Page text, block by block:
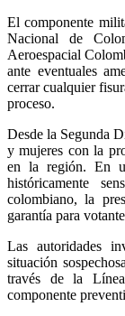
El componente
Nacional de
Aeroespacial
ante eventuales
cerrar cualquier
proceso.
Desde la Segunda
y mujeres con la
en la región. En
históricamente
colombiano, la
garantía para
Las autoridades
situación
través de la
componente